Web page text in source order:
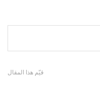
قيّم هذا المقال